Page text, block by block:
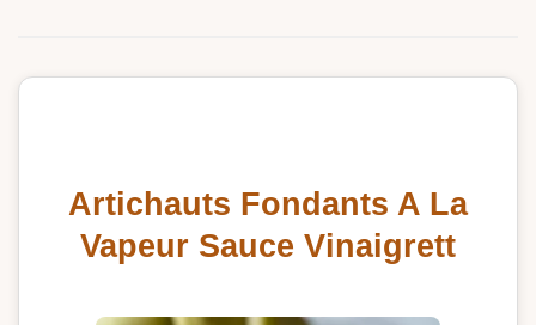
Artichauts Fondants A La
Vapeur Sauce Vinaigrett